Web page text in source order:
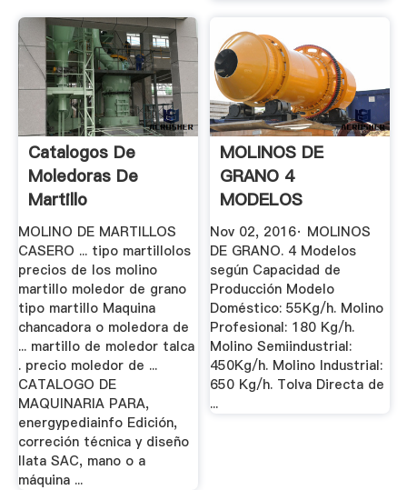
Catalogos De
Moledoras De
Martillo
MOLINO DE MARTILLOS
CASERO ... tipo martillolos
precios de los molino
martillo moledor de grano
tipo martillo Maquina
chancadora o moledora de
... martillo de moledor talca
. precio moledor de ...
CATALOGO DE
MAQUINARIA PARA,
energypediainfo Edición,
correción técnica y diseño
Ilata SAC, mano o a
máquina ...
MOLINOS DE
GRANO 4
MODELOS
FAXIMPORT
YouTube
Nov 02, 2016· MOLINOS
DE GRANO. 4 Modelos
según Capacidad de
Producción Modelo
Doméstico: 55Kg/h. Molino
Profesional: 180 Kg/h.
Molino Semiindustrial:
450Kg/h. Molino Industrial:
650 Kg/h. Tolva Directa de
...